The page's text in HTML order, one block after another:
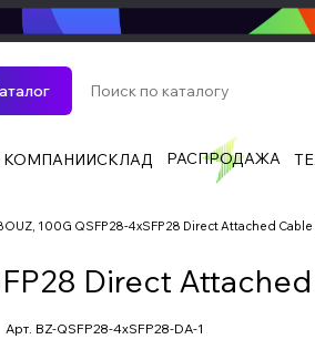
КОМПАНИИСКЛАД РАСПРОДАЖА
100G QSFP28-4xSFP28 Direct Attached Cable
Direct
Арт. BZ-QSFP28-4xSFP28-DA-1